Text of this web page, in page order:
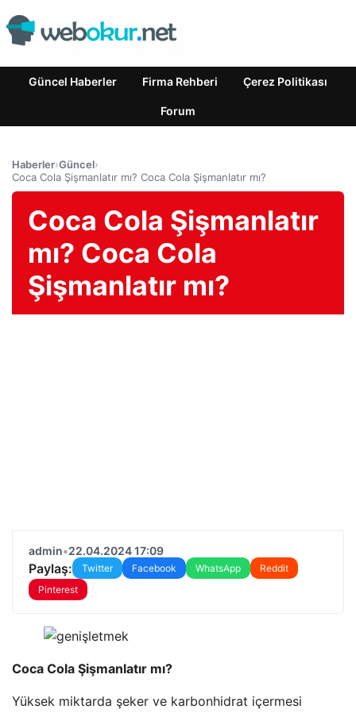
Güncel Haberler Firma Rehberi Çerez Politikası
Forum
Haberler›Güncel›
Coca Cola Şişmanlatır mı? Coca Cola Şişmanlatır mı?
Coca Cola Şişmanlatır
mı? Coca Cola
Şişmanlatır mı?
admin•22.04.2024 17:09
Paylaş: Twitter Facebook WhatsApp
Reddit
Pinterest
Coca Cola Şişmanlatır mı?
Yüksek miktarda şeker ve karbonhidrat içermesi